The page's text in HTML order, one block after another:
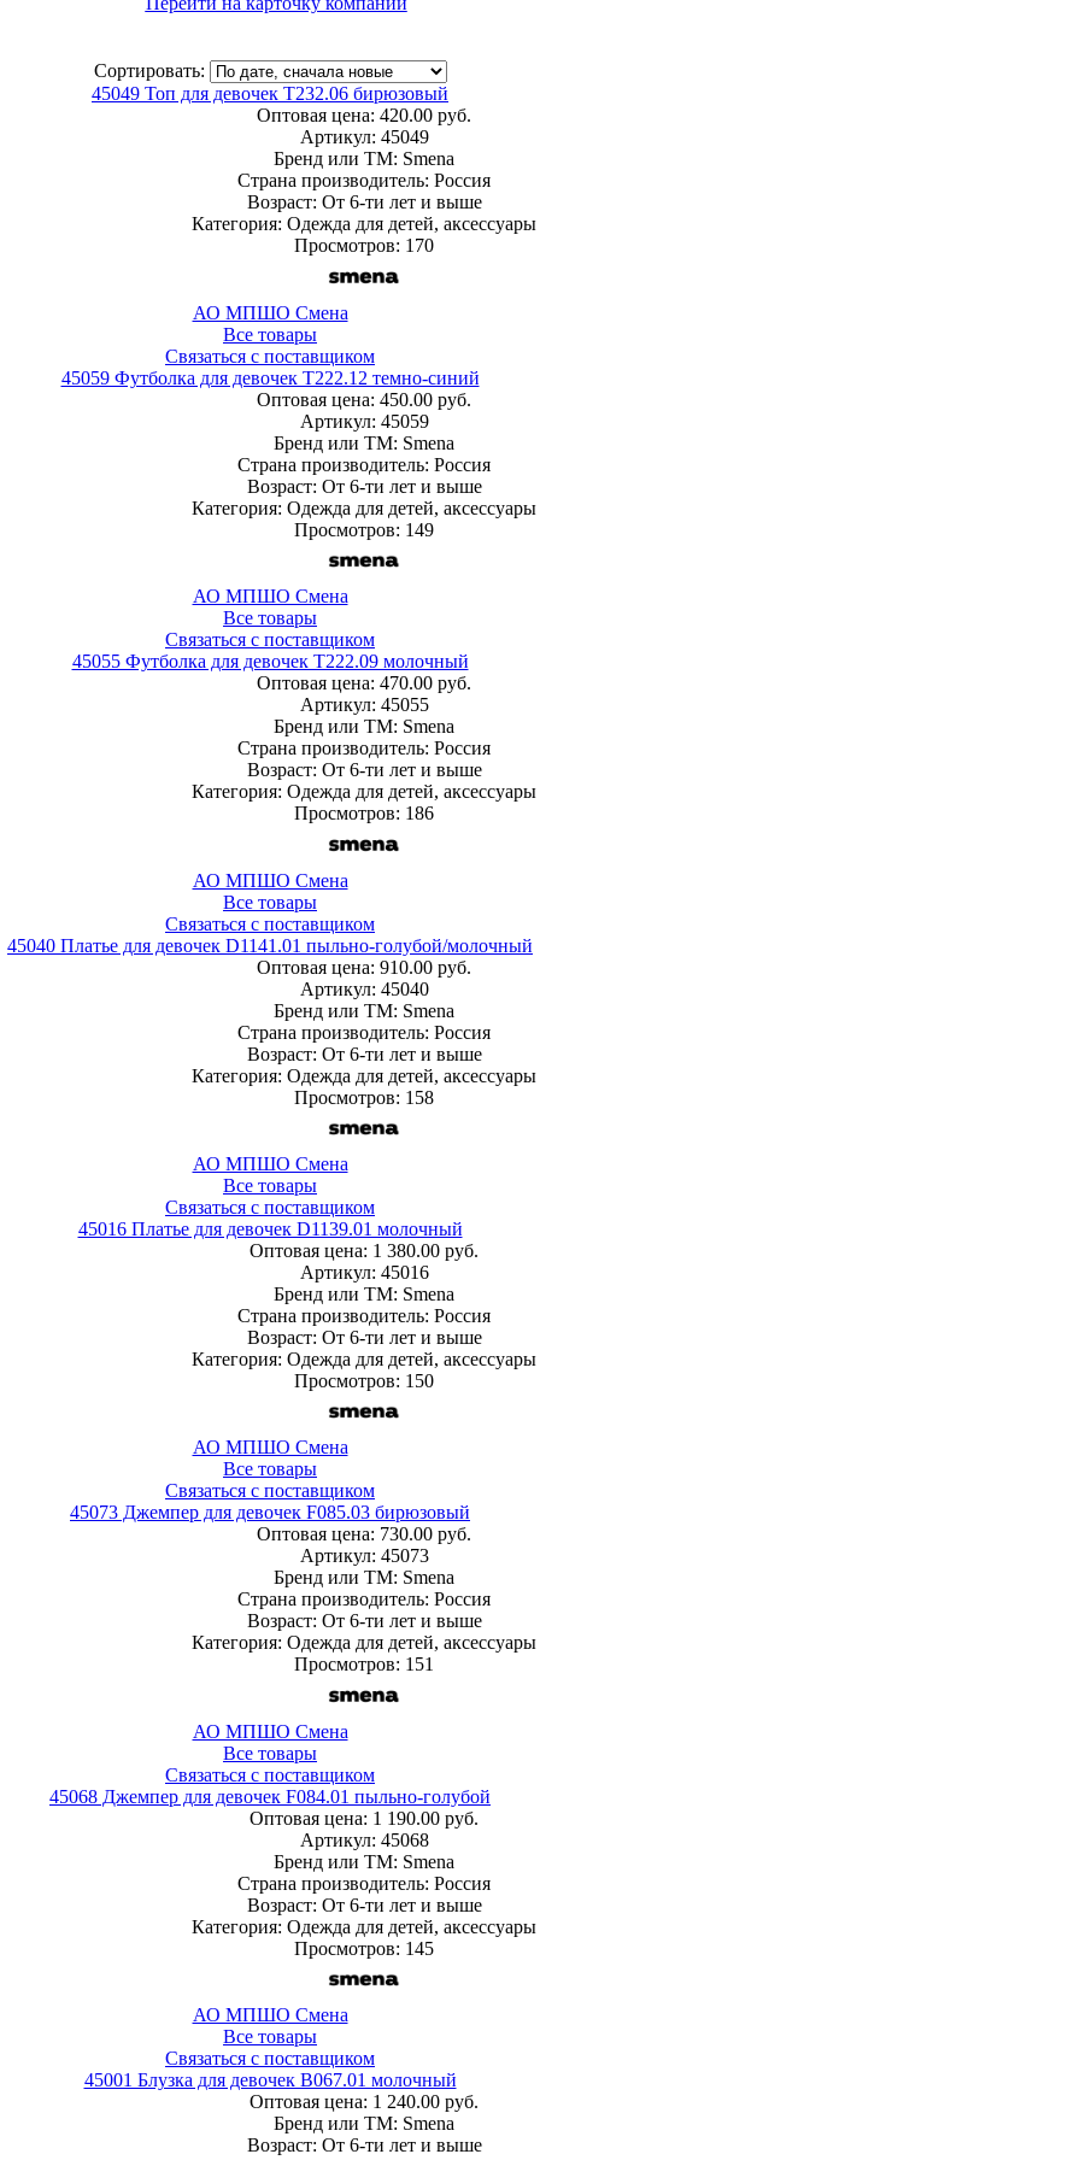
Сортировать:
45049 Топ для девочек T232.06 бирюзовый
Оптовая цена: 420.00 руб.
Артикул: 45049
Бренд или ТМ: Smena
Страна производитель: Россия
Возраст: От 6-ти лет и выше
Категория: Одежда для детей, аксессуары
Просмотров: 170
АО МПШО Смена
Все товары
Связаться с поставщиком
45059 Футболка для девочек T222.12 темно-синий
Оптовая цена: 450.00 руб.
Артикул: 45059
Бренд или ТМ: Smena
Страна производитель: Россия
Возраст: От 6-ти лет и выше
Категория: Одежда для детей, аксессуары
Просмотров: 149
АО МПШО Смена
Все товары
Связаться с поставщиком
45055 Футболка для девочек T222.09 молочный
Оптовая цена: 470.00 руб.
Артикул: 45055
Бренд или ТМ: Smena
Страна производитель: Россия
Возраст: От 6-ти лет и выше
Категория: Одежда для детей, аксессуары
Просмотров: 186
АО МПШО Смена
Все товары
Связаться с поставщиком
45040 Платье для девочек D1141.01 пыльно-голубой/молочный
Оптовая цена: 910.00 руб.
Артикул: 45040
Бренд или ТМ: Smena
Страна производитель: Россия
Возраст: От 6-ти лет и выше
Категория: Одежда для детей, аксессуары
Просмотров: 158
АО МПШО Смена
Все товары
Связаться с поставщиком
45016 Платье для девочек D1139.01 молочный
Оптовая цена: 1 380.00 руб.
Артикул: 45016
Бренд или ТМ: Smena
Страна производитель: Россия
Возраст: От 6-ти лет и выше
Категория: Одежда для детей, аксессуары
Просмотров: 150
АО МПШО Смена
Все товары
Связаться с поставщиком
45073 Джемпер для девочек F085.03 бирюзовый
Оптовая цена: 730.00 руб.
Артикул: 45073
Бренд или ТМ: Smena
Страна производитель: Россия
Возраст: От 6-ти лет и выше
Категория: Одежда для детей, аксессуары
Просмотров: 151
АО МПШО Смена
Все товары
Связаться с поставщиком
45068 Джемпер для девочек F084.01 пыльно-голубой
Оптовая цена: 1 190.00 руб.
Артикул: 45068
Бренд или ТМ: Smena
Страна производитель: Россия
Возраст: От 6-ти лет и выше
Категория: Одежда для детей, аксессуары
Просмотров: 145
АО МПШО Смена
Все товары
Связаться с поставщиком
45001 Блузка для девочек B067.01 молочный
Оптовая цена: 1 240.00 руб.
Бренд или ТМ: Smena
Возраст: От 6-ти лет и выше